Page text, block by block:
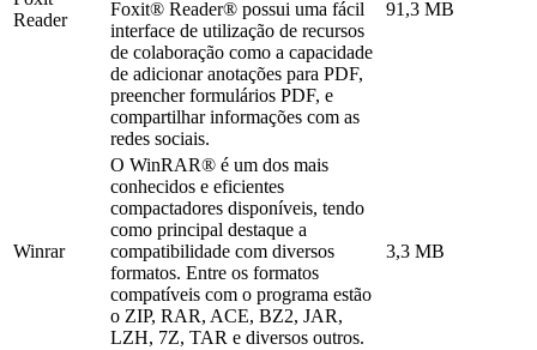
Reader
Foxit® Reader® possui uma fácil
interface de utilização de recursos
de colaboração como a capacidade
de adicionar anotações para PDF,
preencher formulários PDF, e
compartilhar informações com as
redes sociais.
91,3 MB
Winrar
O WinRAR® é um dos mais
conhecidos e eficientes
compactadores disponíveis, tendo
como principal destaque a
compatibilidade com diversos
formatos. Entre os formatos
compatíveis com o programa estão
o ZIP, RAR, ACE, BZ2, JAR,
LZH, 7Z, TAR e diversos outros.
3,3 MB